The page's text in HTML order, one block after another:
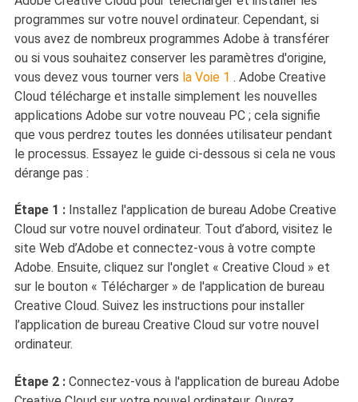
programmes sur votre nouvel ordinateur. Cependant, si
vous avez de nombreux programmes Adobe à transférer
ou si vous souhaitez conserver les paramètres d'origine,
vous devez vous tourner vers la Voie 1 . Adobe Creative
Cloud télécharge et installe simplement les nouvelles
applications Adobe sur votre nouveau PC ; cela signifie
que vous perdrez toutes les données utilisateur pendant
le processus. Essayez le guide ci-dessous si cela ne vous
dérange pas :
Étape 1 :Installez l'application de bureau Adobe Creative
Cloud sur votre nouvel ordinateur. Tout d’abord, visitez le
site Web d’Adobe et connectez-vous à votre compte
Adobe. Ensuite, cliquez sur l'onglet « Creative Cloud » et
sur le bouton « Télécharger » de l'application de bureau
Creative Cloud. Suivez les instructions pour installer
l’application de bureau Creative Cloud sur votre nouvel
ordinateur.
Étape 2 :Connectez-vous à l'application de bureau Adobe